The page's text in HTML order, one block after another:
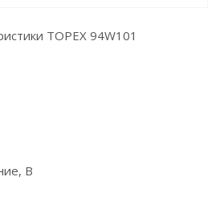
TOPEX 94W101
В